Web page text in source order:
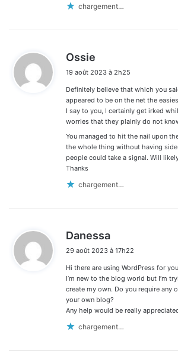
chargement…
Ossie
t
:
19 août 2023 à 2h25
Definitely believe that which you
appeared to be on the net the
I say to you, I certainly get irked
worries that they plainly do not
You managed to hit the nail upon
the whole thing without having
people could take a signal. Will
Thanks
chargement…
Danessa
t
:
29 août 2023 à 17h22
Hi there are using WordPress for
I’m new to the blog world but I’m
create my own. Do you require any
your own blog?
Any help would be really
chargement…